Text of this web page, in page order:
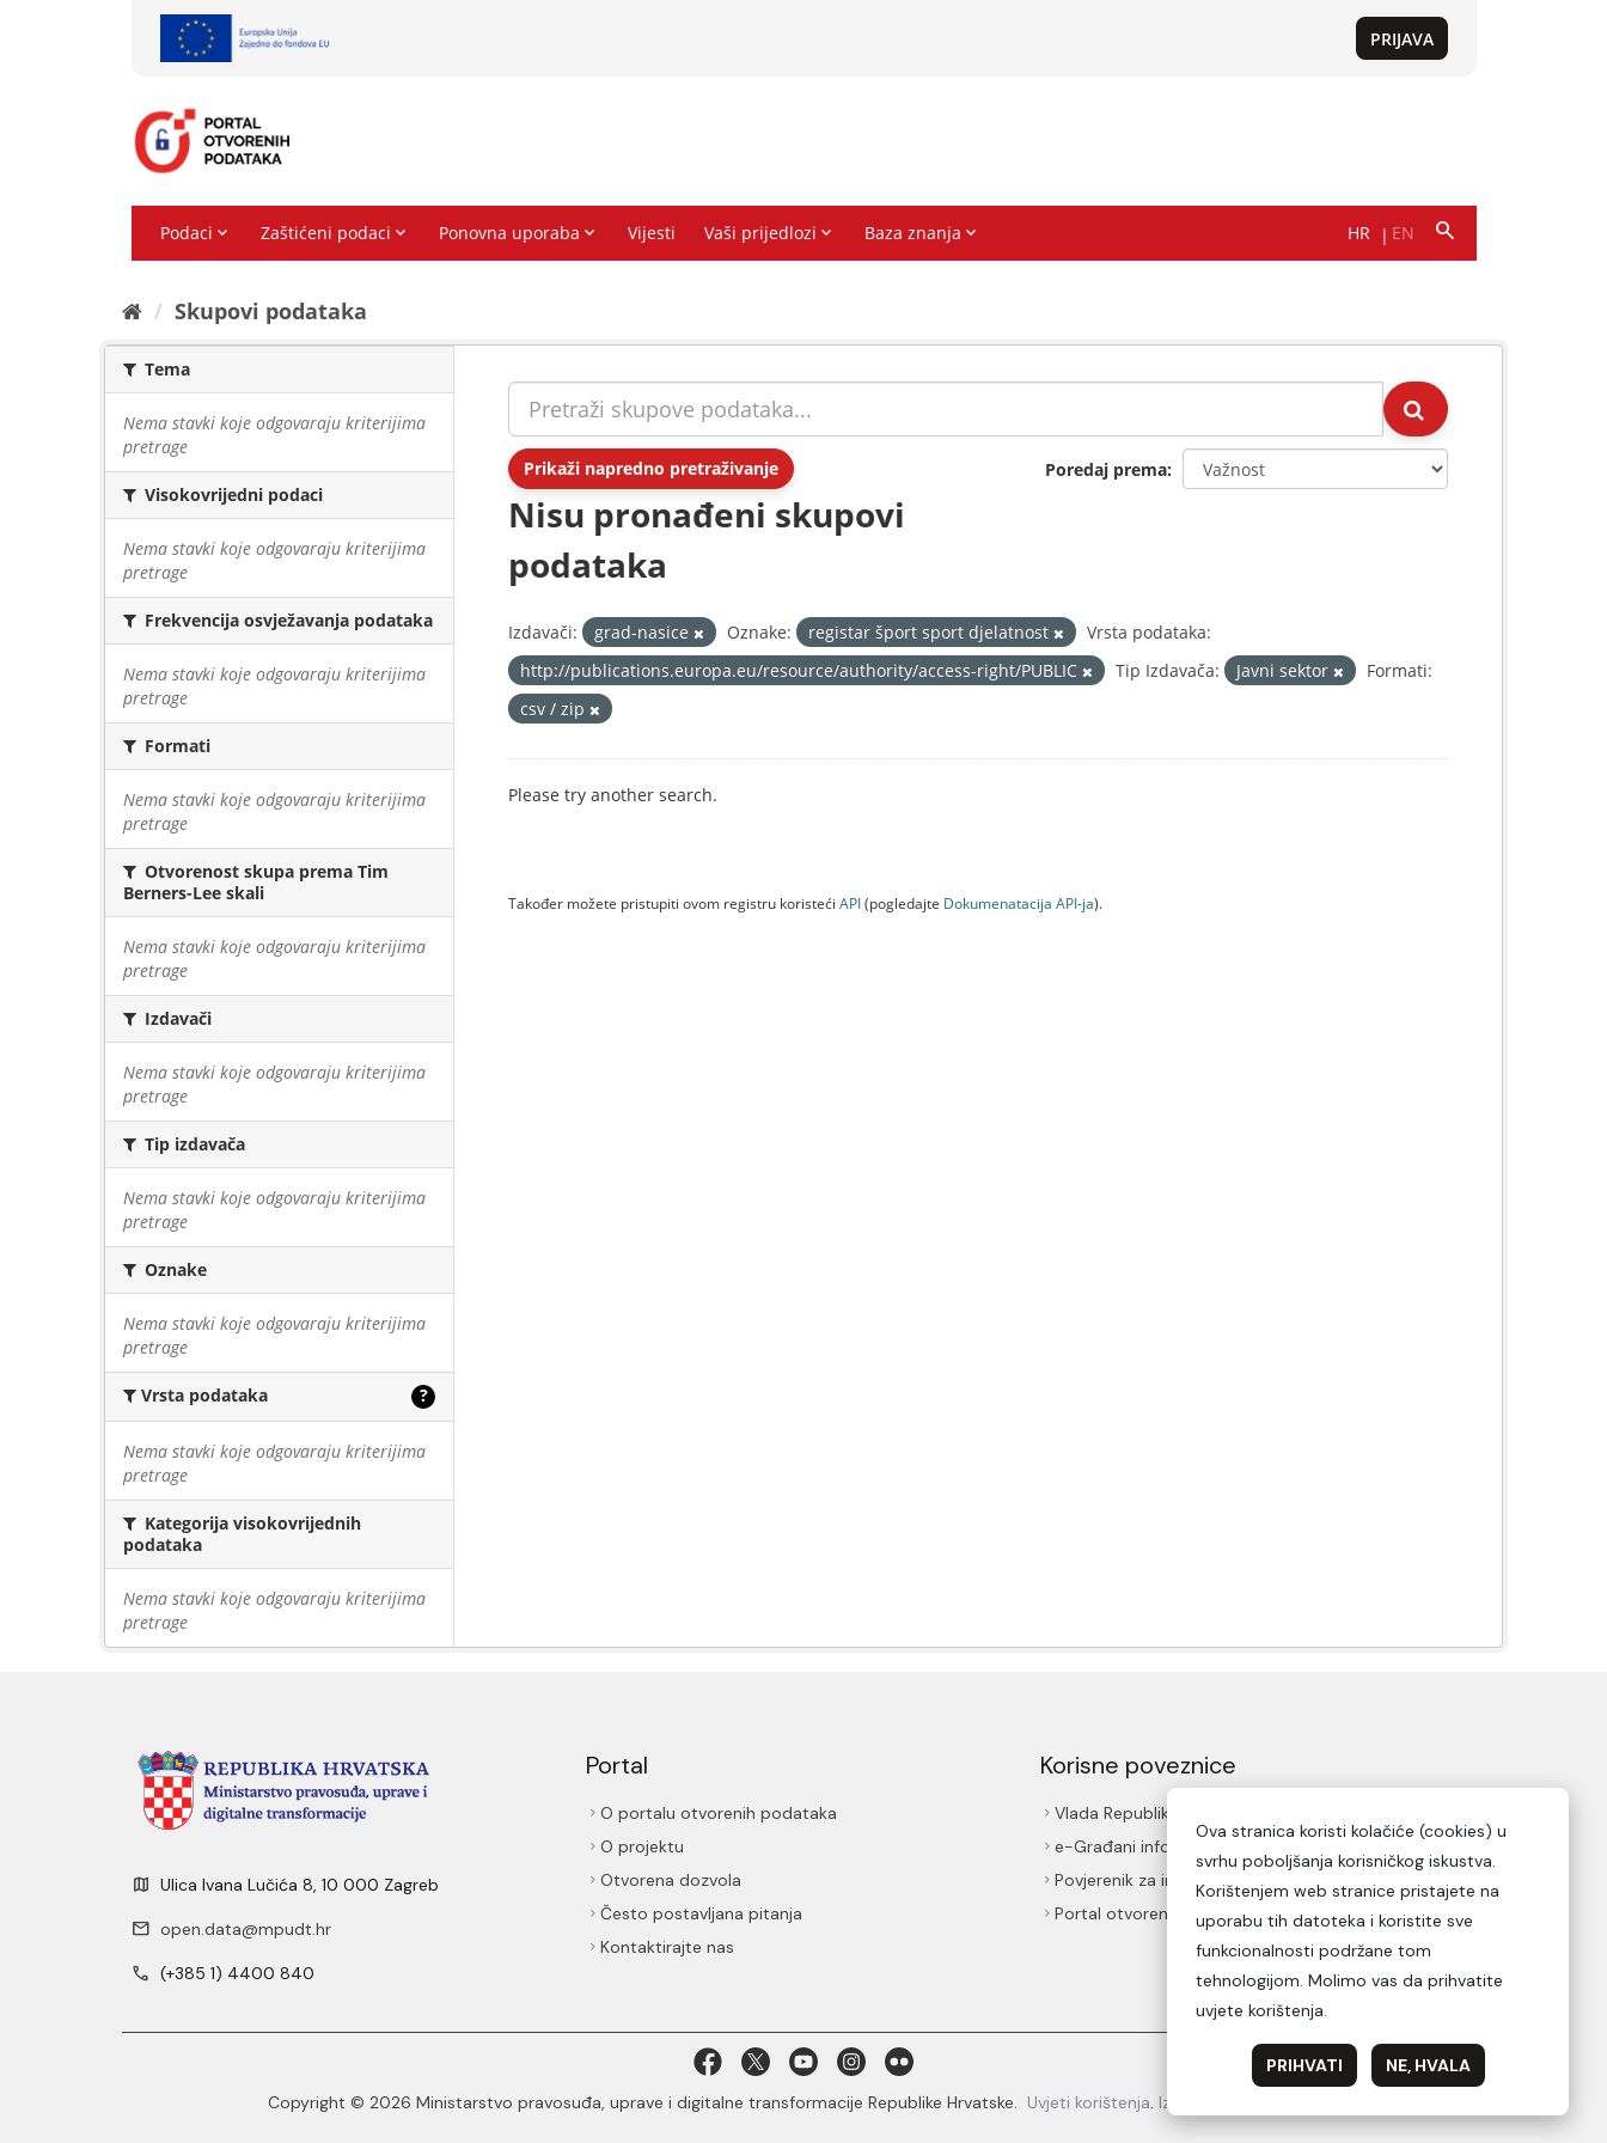
Skupovi podаtаkа
Tema
Nema stavki koje odgovaraju kriterijima
pretrage
Visokovrijedni podaci
Nema stavki koje odgovaraju kriterijima
pretrage
Frekvencija osvježavanja podataka
Nema stavki koje odgovaraju kriterijima
pretrage
Formati
Nema stavki koje odgovaraju kriterijima
pretrage
Otvorenost skupa prema Tim
Berners-Lee skali
Nema stavki koje odgovaraju kriterijima
pretrage
Izdavači
Nema stavki koje odgovaraju kriterijima
pretrage
Tip izdavača
Nema stavki koje odgovaraju kriterijima
pretrage
Oznake
Nema stavki koje odgovaraju kriterijima
pretrage
Vrsta podataka ?
Nema stavki koje odgovaraju kriterijima
pretrage
Kategorija visokovrijednih
podataka
Nema stavki koje odgovaraju kriterijima
pretrage
Prikaži napredno pretraživanje Poredaj prema
Nisu pronađeni skupovi
podataka
Izdavači: grad-nasice Oznake: registar šport sport djelatnost
Vrsta podataka:
http://publications.europa.eu/resource/authority/access-right/PUBLIC
Tip Izdavača: Javni sektor
Formati:
csv / zip
Please try another search.
Također možete pristupiti ovom registru koristeći API(pogledajte Dokumenаtаcijа API-jа).